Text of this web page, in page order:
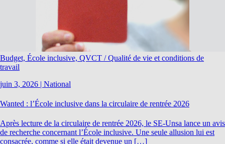
Budget, École inclusive, QVCT / Qualité de vie et conditions de
travail
juin 3, 2026 | National
Wanted : l’École inclusive dans la circulaire de rentrée 2026
Après lecture de la circulaire de rentrée 2026, le SE-Unsa lance un avis
de recherche concernant l’École inclusive. Une seule allusion lui est
consacrée, comme si elle était devenue un […]